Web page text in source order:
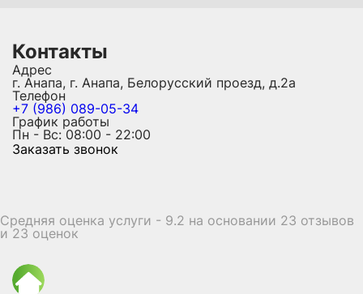
Контакты
Адрес
г. Анапа, г. Анапа, Белорусский проезд, д.2а
Телефон
+7 (986) 089-05-34
График работы
Пн - Вс: 08:00 - 22:00
Заказать звонок
Средняя оценка услуги - 9.2 на основании 23 отзывов
и 23 оценок